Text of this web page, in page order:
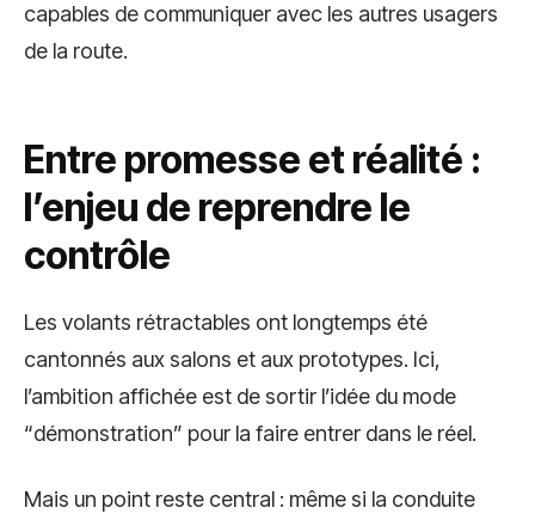
capables de communiquer avec les autres usagers
de la route.
Entre promesse et réalité :
l’enjeu de reprendre le
contrôle
Les volants rétractables ont longtemps été
cantonnés aux salons et aux prototypes. Ici,
l’ambition affichée est de sortir l’idée du mode
“démonstration” pour la faire entrer dans le réel.
Mais un point reste central : même si la conduite